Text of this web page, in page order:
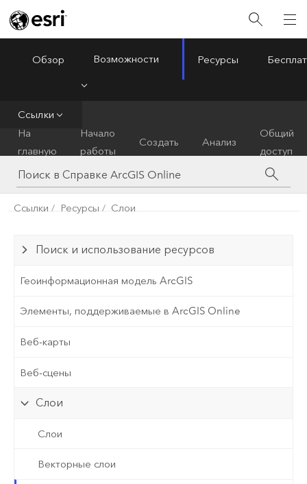
ArcGIS Online
Обзор Возможности Ресурсы
Ссылки
На
главную
Начало
работы
Создать Анализ
Общий
доступ
Ссылки Ресурсы Слои
Поиск и использование ресурсов
Геоинформационная модель ArcGIS
Элементы, поддерживаемые в ArcGIS Online
Веб-карты
Веб-сцены
Слои
Слои
Векторные слои